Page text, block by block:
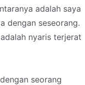
adalah saya
dengan seseorang.
nyaris terjerat
seorang